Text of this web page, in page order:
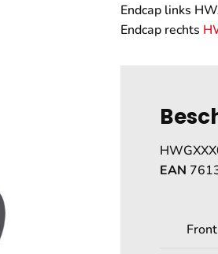
Endcap links
Endcap rechts
EAN